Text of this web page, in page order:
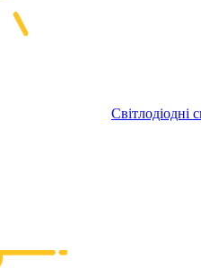
Світлодіодні